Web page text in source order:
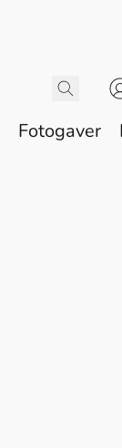
Fotogaver